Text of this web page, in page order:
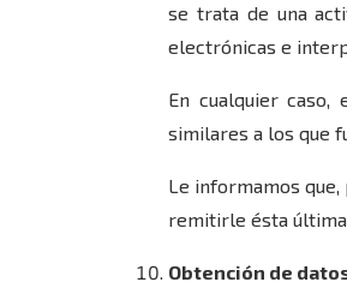
se trata de una
electrónicas e
En cualquier
similares a los que
Le informamos que,
remitirle ésta
Obtención de